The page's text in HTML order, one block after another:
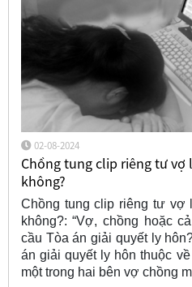
02-08-2024
Chồng tung clip riêng tư
không?
Chồng tung clip riêng tư
không?: “Vợ, chồng hoặc
cầu Tòa án giải quyết ly
án giải quyết ly hôn thuộc
một trong hai bên vợ chồng